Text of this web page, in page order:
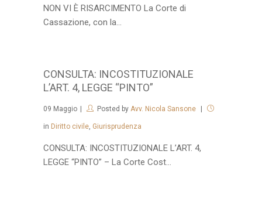
NON VI È RISARCIMENTO La Corte di
Cassazione, con la...
CONSULTA: INCOSTITUZIONALE
L’ART. 4, LEGGE “PINTO”
09 Maggio Posted by Avv. Nicola Sansone
in Diritto civile Giurisprudenza
CONSULTA: INCOSTITUZIONALE L’ART. 4,
LEGGE “PINTO” – La Corte Cost...